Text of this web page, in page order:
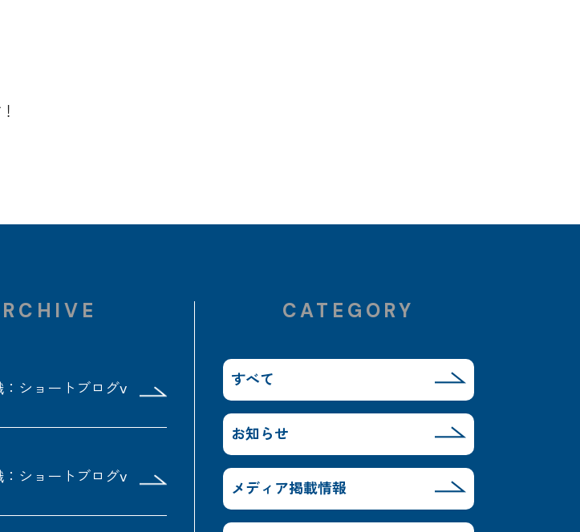
：ショートブログv
：ショートブログv
CATEGORY
すべて
お知らせ
メディア掲載情報